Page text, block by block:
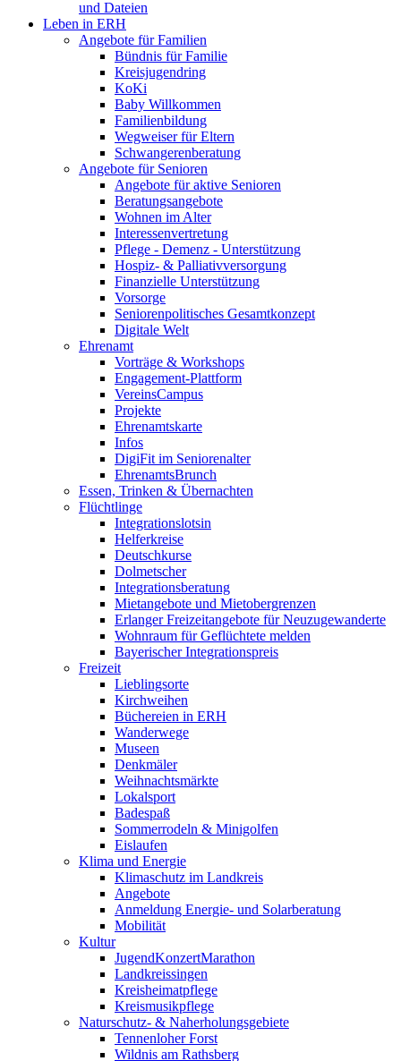
und Dateien
Leben in ERH
Angebote für Familien
Bündnis für Familie
Kreisjugendring
KoKi
Baby Willkommen
Familienbildung
Wegweiser für Eltern
Schwangerenberatung
Angebote für Senioren
Angebote für aktive Senioren
Beratungsangebote
Wohnen im Alter
Interessenvertretung
Pflege - Demenz - Unterstützung
Hospiz- & Palliativversorgung
Finanzielle Unterstützung
Vorsorge
Seniorenpolitisches Gesamtkonzept
Digitale Welt
Ehrenamt
Vorträge & Workshops
Engagement-Plattform
VereinsCampus
Projekte
Ehrenamtskarte
Infos
DigiFit im Seniorenalter
EhrenamtsBrunch
Essen, Trinken & Übernachten
Flüchtlinge
Integrationslotsin
Helferkreise
Deutschkurse
Dolmetscher
Integrationsberatung
Mietangebote und Mietobergrenzen
Erlanger Freizeitangebote für Neuzugewanderte
Wohnraum für Geflüchtete melden
Bayerischer Integrationspreis
Freizeit
Lieblingsorte
Kirchweihen
Büchereien in ERH
Wanderwege
Museen
Denkmäler
Weihnachtsmärkte
Lokalsport
Badespaß
Sommerrodeln & Minigolfen
Eislaufen
Klima und Energie
Klimaschutz im Landkreis
Angebote
Anmeldung Energie- und Solarberatung
Mobilität
Kultur
JugendKonzertMarathon
Landkreissingen
Kreisheimatpflege
Kreismusikpflege
Naturschutz- & Naherholungsgebiete
Tennenloher Forst
Wildnis am Rathsberg